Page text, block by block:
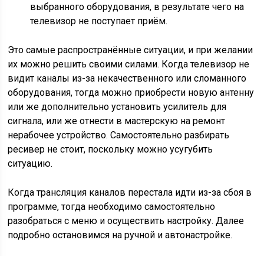
выбранного оборудования, в результате чего на
телевизор не поступает приём.
Это самые распространённые ситуации, и при желании
их можно решить своими силами. Когда телевизор не
видит каналы из-за некачественного или сломанного
оборудования, тогда можно приобрести новую антенну
или же дополнительно установить усилитель для
сигнала, или же отнести в мастерскую на ремонт
нерабочее устройство. Самостоятельно разбирать
ресивер не стоит, поскольку можно усугубить
ситуацию.
Когда трансляция каналов перестала идти из-за сбоя в
программе, тогда необходимо самостоятельно
разобраться с меню и осуществить настройку. Далее
подробно остановимся на ручной и автонастройке.